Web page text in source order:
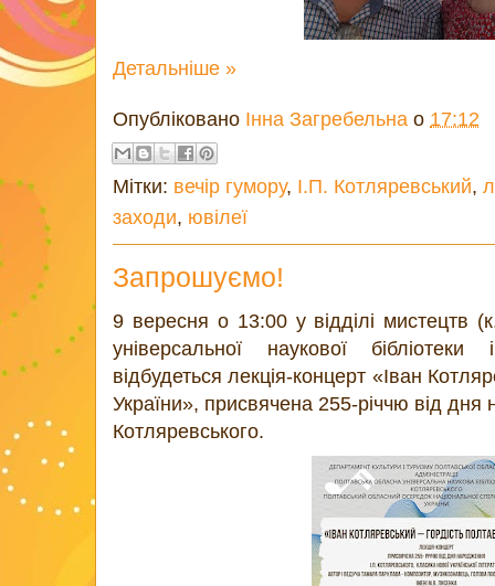
Детальніше »
Опубліковано Інна Загребельна о 17:12
Мітки: вечір гумору, І.П. Котляревський,
заходи, ювілеї
Запрошуємо!
9 вересня о 13:00 у відділі мистецтв
універсальної наукової
відбудеться лекція-концерт «Іван
України», присвячена 255-річчю від
Котляревського.